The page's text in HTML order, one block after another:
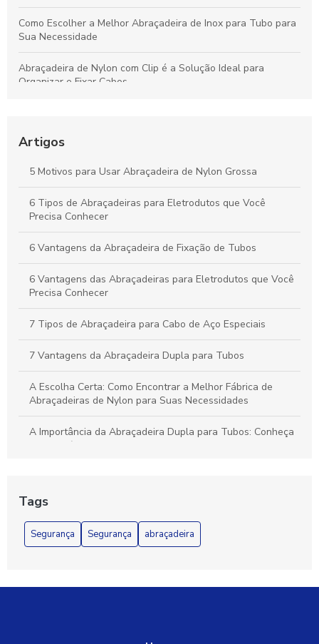
Como Escolher a Melhor Abraçadeira de Inox para Tubo para
Sua Necessidade
Abraçadeira de Nylon com Clip é a Solução Ideal para
Organizar e Fixar Cabos
melhor fornecedor para suas necessidades
Como Escolher as Melhores Abraçadeiras para Tubos de Aço
Artigos
5 Motivos para Usar Abraçadeira de Nylon Grossa
6 Tipos de Abraçadeiras para Eletrodutos que Você
Precisa Conhecer
6 Vantagens da Abraçadeira de Fixação de Tubos
6 Vantagens das Abraçadeiras para Eletrodutos que Você
Precisa Conhecer
7 Tipos de Abraçadeira para Cabo de Aço Especiais
7 Vantagens da Abraçadeira Dupla para Tubos
A Escolha Certa: Como Encontrar a Melhor Fábrica de
Abraçadeiras de Nylon para Suas Necessidades
A Importância da Abraçadeira Dupla para Tubos: Conheça
os Benefícios e Aplicações
Abraçadeira aço galvanizado é a solução ideal para
fixação segura
Tags
Segurança Segurança abraçadeira